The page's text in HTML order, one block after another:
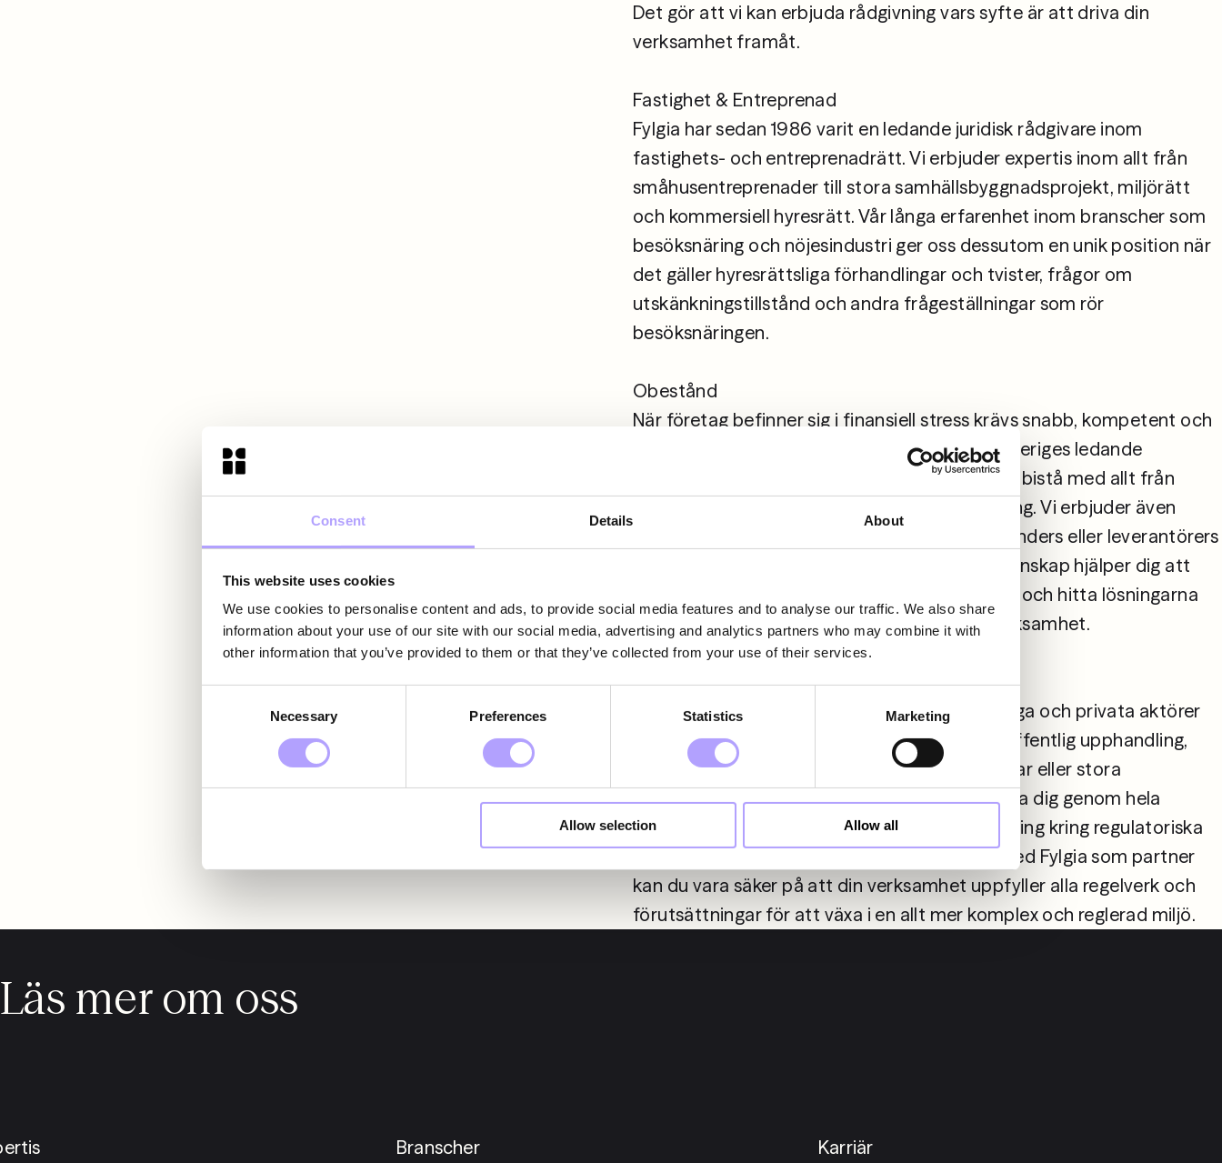
Consent Details About
This website uses cookies
We use cookies to personalise content and ads, to provide social media features and to analyse our traffic. We also share
information about your use of our site with our social media, advertising and analytics partners who may combine it with
other information that you’ve provided to them or that they’ve collected from your use of their services.
Necessary Preferences Statistics Marketing
Allow selection Allow all
Det gör att vi kan erbjuda rådgivning vars syfte är att driva din
verksamhet framåt.
Fastighet & Entreprenad
Fylgia har sedan 1986 varit en ledande juridisk rådgivare inom
fastighets- och entreprenadrätt. Vi erbjuder expertis inom allt från
småhusentreprenader till stora samhällsbyggnadsprojekt, miljörätt
och kommersiell hyresrätt. Vår långa erfarenhet inom branscher som
besöksnäring och nöjesindustri ger oss dessutom en unik position när
det gäller hyresrättsliga förhandlingar och tvister, frågor om
utskänkningstillstånd och andra frågeställningar som rör
besöksnäringen.
Obestånd
När företag befinner sig i finansiell stress krävs snabb, kompetent och
strategisk juridisk rådgivning. Fylgia är en av Sveriges ledande
advokatbyråer inom obeståndsjuridik och kan bistå med allt från
rekonstruktion, likvidation till konkursförvaltning. Vi erbjuder även
rådgivning till företag som påverkas av sina kunders eller leverantörers
ekonomiska svårigheter. Vår erfarenhet och kunskap hjälper dig att
navigera genom svåra ekonomiska situationer och hitta lösningarna
som krävs för att skydda och utveckla din verksamhet.
Offentliga Affärer
Vi erbjuder juridisk rådgivning till både offentliga och privata aktörer
inom offentlig sektor. Oavsett om det gäller offentlig upphandling,
strategiska företagsförvärv, avtalsförhandlingar eller stora
samhällsbyggnadsprojekt, står vi redo att guida dig genom hela
processen. Vår expertis omfattar även rådgivning kring regulatoriska
krav och regelefterlevnad (s.k. compliance). Med Fylgia som partner
kan du vara säker på att din verksamhet uppfyller alla regelverk och
Läs mer om oss
Branscher Karriär